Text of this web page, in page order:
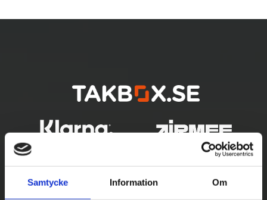
Samtycke Information Om